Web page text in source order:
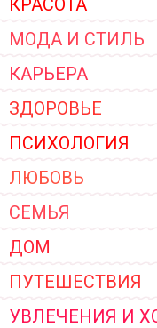
ГЛАВНЫЕ ТРЕНДЫ
ЖЕНСКОЙ ОДЕЖДЫ
КРАСОТА
МОДА И СТИЛЬ
КАРЬЕРА
ЗДОРОВЬЕ
ПСИХОЛОГИЯ
ЛЮБОВЬ
СЕМЬЯ
ДОМ
ПУТЕШЕСТВИЯ
УВЛЕЧЕНИЯ И